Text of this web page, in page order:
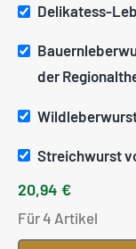
Delikatess-
der
Streichwurst
20,94 €
Für 4 Artikel